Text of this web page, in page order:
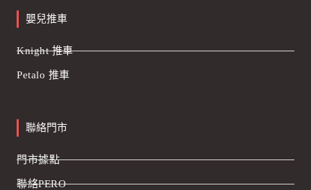
嬰兒推車
Knight 推車
Petalo 推車
聯絡門市
門市據點
聯絡PERO